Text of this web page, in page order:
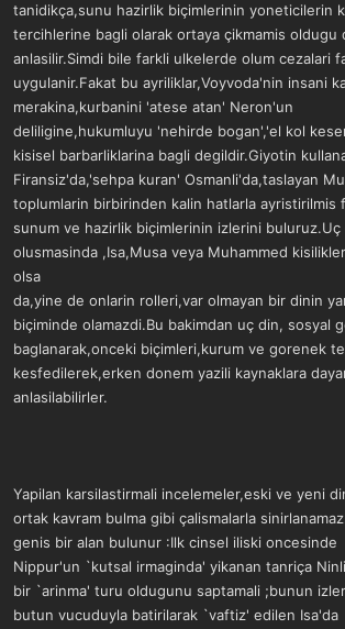
tanidikça,sunu hazirlik biçimlerinin yoneticilerin
tercihlerine bagli olarak ortaya çikmamis oldugu
anlasilir.Simdi bile farkli ulkelerde olum cezalari
uygulanir.Fakat bu ayriliklar,Voyvoda'nin insani
merakina,kurbanini 'atese atan' Neron'un
deliligine,hukumluyu 'nehirde bogan','el kol
kisisel barbarliklarina bagli degildir.Giyotin
Firansiz'da,'sehpa kuran' Osmanli'da,taslayan
toplumlarin birbirinden kalin hatlarla ayristirilmis
sunum ve hazirlik biçimlerinin izlerini buluruz.Uç
olusmasinda ,Isa,Musa veya Muhammed
olsa
da,yine de onlarin rolleri,var olmayan bir dinin
biçiminde olamazdi.Bu bakimdan uç din, sosyal
baglanarak,onceki biçimleri,kurum ve gorenek
kesfedilerek,erken donem yazili kaynaklara
anlasilabilirler.
Yapilan karsilastirmali incelemeler,eski ve yeni
ortak kavram bulma gibi çalismalarla
genis bir alan bulunur :Ilk cinsel iliski oncesinde
Nippur'un `kutsal irmaginda' yikanan tanriça
bir `arinma' turu oldugunu saptamali ;bunun
butun vucuduyla batirilarak `vaftiz' edilen Isa'da